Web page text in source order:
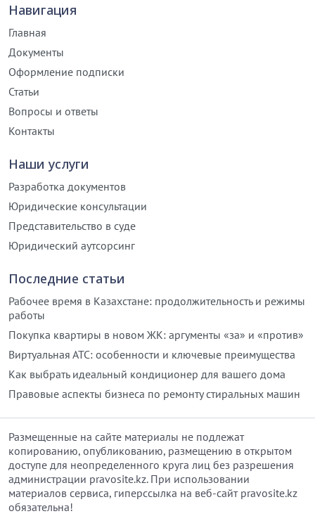
Навигация
Главная
Документы
Оформление подписки
Статьи
Вопросы и ответы
Контакты
Наши услуги
Разработка документов
Юридические консультации
Представительство в суде
Юридический аутсорсинг
Последние статьи
Рабочее время в Казахстане: продолжительность и режимы
работы
Покупка квартиры в новом ЖК: аргументы «за» и «против»
Виртуальная АТС: особенности и ключевые преимущества
Как выбрать идеальный кондиционер для вашего дома
Правовые аспекты бизнеса по ремонту стиральных машин
Размещенные на сайте материалы не подлежат
копированию, опубликованию, размещению в открытом
доступе для неопределенного круга лиц без разрешения
администрации pravosite.kz. При использовании
материалов сервиса, гиперссылка на веб-сайт pravosite.kz
обязательна!